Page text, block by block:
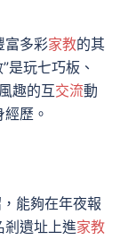
富多彩家教的其
是玩七巧板、
趣的互交流動
歷。
能夠在年夜報
剎遺址上進家教